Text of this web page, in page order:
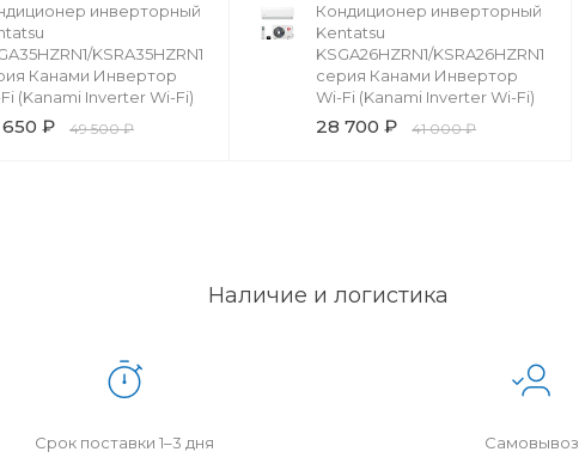
инверторный
KSRA35HZRN1
Канами Инвертор
(Kanami Inverter Wi-Fi)
₽ 49 500 ₽
Кондиционер инверторный
Kentatsu
KSGA26HZRN1/KSRA26HZRN1
серия Канами Инвертор
Wi-Fi (Kanami Inverter Wi-Fi)
28 700 ₽ 41 000 ₽
Наличие и логистика
Срок поставки 1–3 дня Самовывоз